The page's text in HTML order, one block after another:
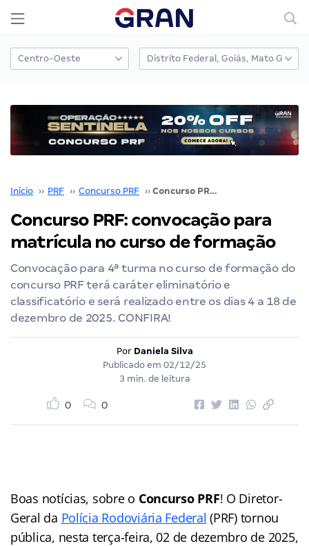
Início ›› PRF ›› Concurso PRF ›› Concurso PRF: convocação para matrícula no curso de formação
Concurso PRF: convocação para
matrícula no curso de formação
Convocação para 4ª turma no curso de formação do
concurso PRF terá caráter eliminatório e
classificatório e será realizado entre os dias 4 a 18 de
dezembro de 2025. CONFIRA!
Por Daniela Silva
Publicado em 02/12/25
3 min. de leitura
0 0
Boas notícias, sobre o Concurso PRF! O Diretor-
Geral da Polícia Rodoviária Federal (PRF) tornou
pública, nesta terça-feira, 02 de dezembro de 2025,